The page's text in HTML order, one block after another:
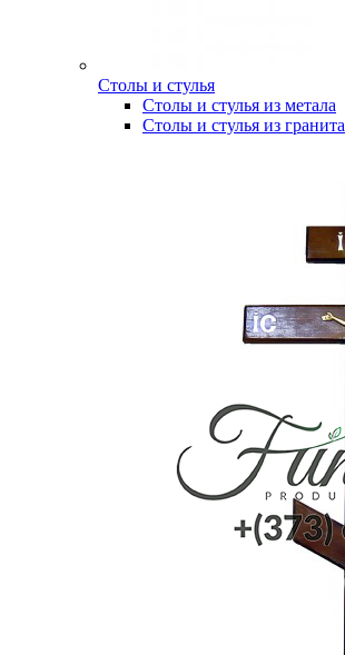
Столы и стулья
Столы и стулья из метала
Столы и стулья из гранита